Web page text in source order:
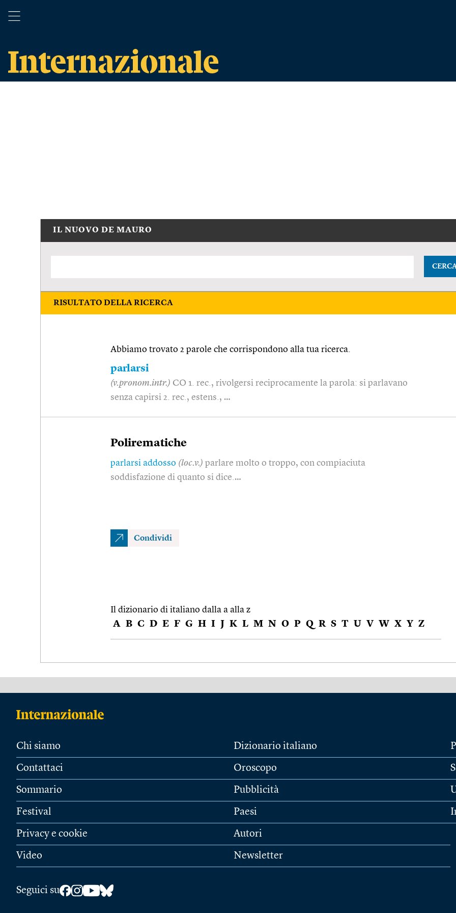
IL NUOVO DE MAURO
CERCA
RISULTATO DELLA RICERCA
Abbiamo trovato 2 parole che corrispondono alla tua ricerca.
parlarsi
(v.pronom.intr.) CO 1. rec., rivolgersi reciprocamente la parola: si parlavano
senza capirsi 2. rec., estens., …
Polirematiche
parlarsi addosso (loc.v.) parlare molto o troppo, con compiaciuta
soddisfazione di quanto si dice.…
Condividi
Il dizionario di italiano dalla a alla z
A B C D E F G H I J K L M N O P Q R S T U V W X Y Z
Chi siamo
Contattaci
Sommario
Festival
Privacy e cookie
Video
Dizionario italiano
Oroscopo
Pubblicità
Paesi
Autori
Newsletter
Seguici su